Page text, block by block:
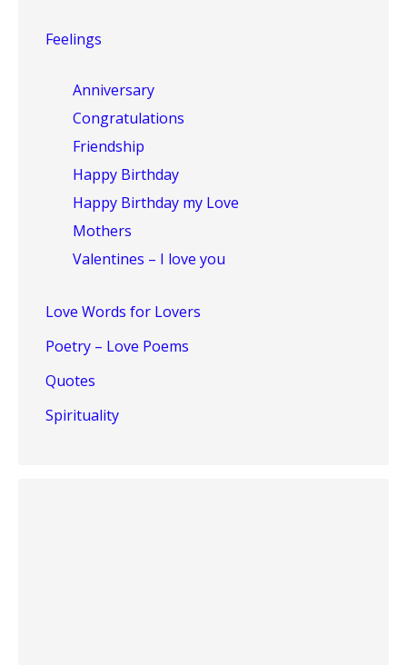
Feelings
Anniversary
Congratulations
Friendship
Happy Birthday
Happy Birthday my Love
Mothers
Valentines – I love you
Love Words for Lovers
Poetry – Love Poems
Quotes
Spirituality